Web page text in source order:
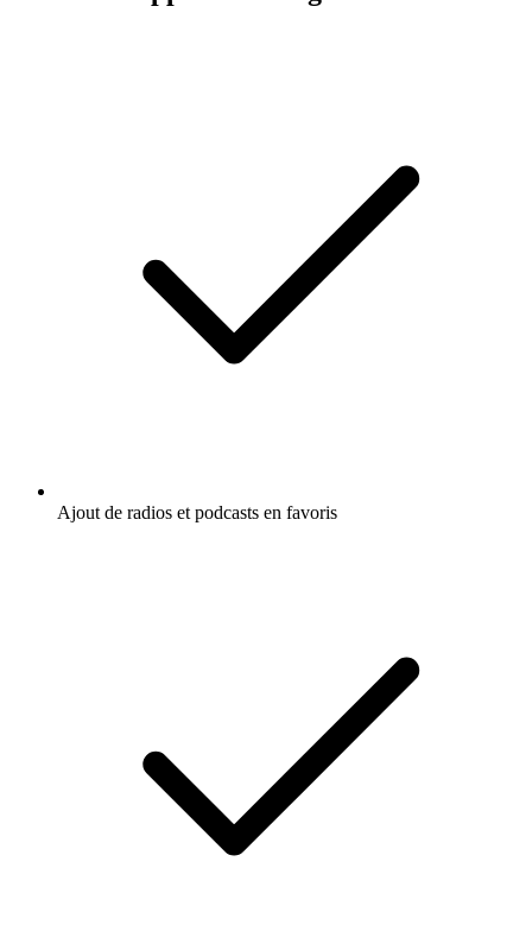
Ajout de radios et podcasts en favoris